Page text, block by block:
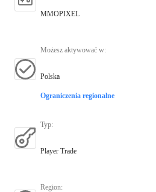
MMOPIXEL
Możesz aktywować w:
Polska
Ograniczenia regionalne
Typ:
Player Trade
Region: